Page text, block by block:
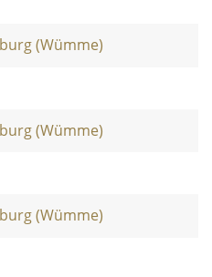
(Wümme)
(Wümme)
(Wümme)